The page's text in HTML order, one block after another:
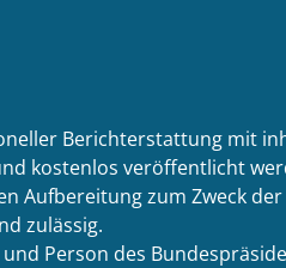
Berichterstattung mit
kostenlos veröffentlicht
Aufbereitung zum Zweck
zulässig.
Person des